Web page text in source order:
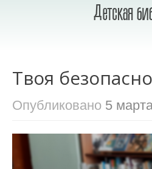
Твоя
Опубликовано 5